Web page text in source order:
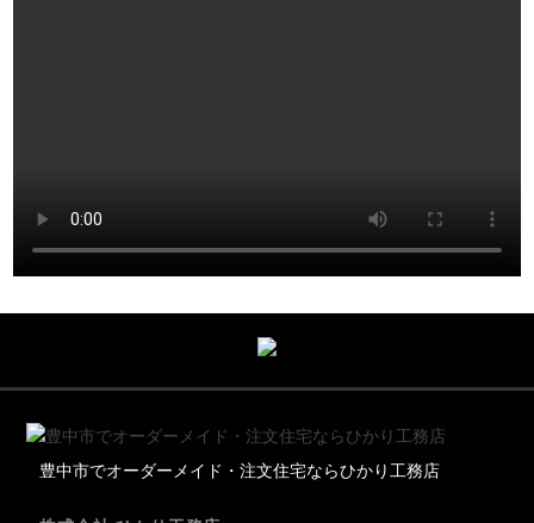
豊中市でオーダーメイド・注文住宅ならひかり工務店